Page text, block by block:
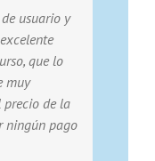
usuario y
que lo
muy
precio de la
ningún pago